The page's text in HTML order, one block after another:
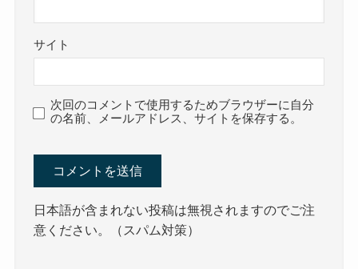
サイト
次回のコメントで使用するためブラウザーに自分
の名前、メールアドレス、サイトを保存する。
日本語が含まれない投稿は無視されますのでご注
意ください。（スパム対策）